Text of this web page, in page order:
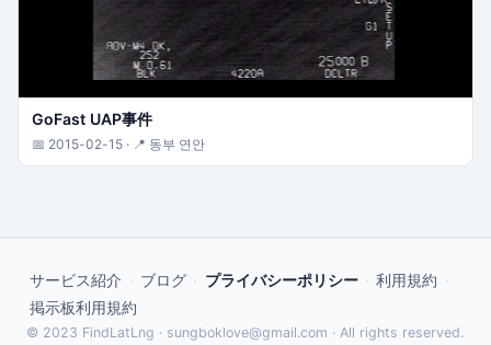
GoFast UAP事件
📅 2015-02-15 · 📍 동부 연안
サービス紹介 · ブログ · プライバシーポリシー · 利用規約 ·
掲示板利用規約
© 2023 FindLatLng · sungboklove@gmail.com · All rights reserved.